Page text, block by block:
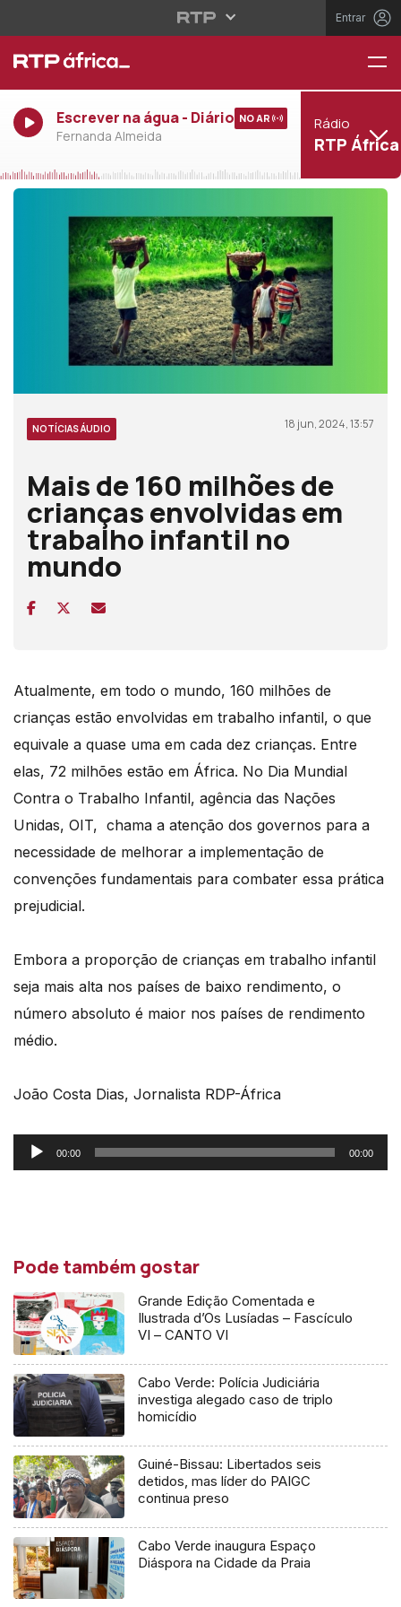
Entrar
Escrever na água - Diário
Fernanda Almeida
NO AR Rádio
RTP África
NOTÍCIAS ÁUDIO 18 jun, 2024, 13:57
Mais de 160 milhões de
crianças envolvidas em
trabalho infantil no
mundo
Atualmente, em todo o mundo, 160 milhões de
crianças estão envolvidas em trabalho infantil, o que
equivale a quase uma em cada dez crianças. Entre
elas, 72 milhões estão em África. No Dia Mundial
Contra o Trabalho Infantil, agência das Nações
Unidas, OIT, chama a atenção dos governos para a
necessidade de melhorar a implementação de
convenções fundamentais para combater essa prática
prejudicial.
Embora a proporção de crianças em trabalho infantil
seja mais alta nos países de baixo rendimento, o
número absoluto é maior nos países de rendimento
médio.
João Costa Dias, Jornalista RDP-África
Reprodutor
de
00:00 00:00
Pode também gostar
Grande Edição Comentada e
Ilustrada d’Os Lusíadas – Fascículo
VI – CANTO VI
Cabo Verde: Polícia Judiciária
investiga alegado caso de triplo
homicídio
Guiné-Bissau: Libertados seis
detidos, mas líder do PAIGC
continua preso
Cabo Verde inaugura Espaço
Diáspora na Cidade da Praia